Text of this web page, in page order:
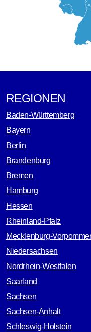
REGIONEN
Baden-Württemberg
Bayern
Berlin
Brandenburg
Bremen
Hamburg
Hessen
Rheinland-Pfalz
Mecklenburg-
Niedersachsen
Nordrhein-Westfalen
Saarland
Sachsen
Sachsen-Anhalt
Schleswig-Holstein